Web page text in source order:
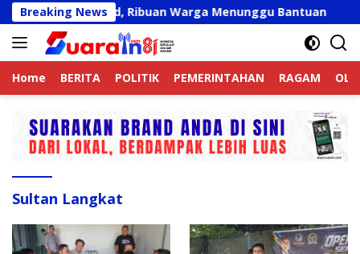
Langsung
ke
konten
Breaking News
Valid, Ribuan Warga Menunggu Bantuan
Home BERITA POLITIK PEMERINTAHAN RAGAM
Sultan Langkat